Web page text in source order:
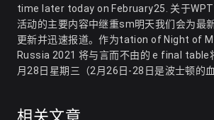
time later today on February25. 关于
活动的主要内容中继重sm明天我们会为最
更新并迅速报道。作为tation of Night of
Russia 2021 将与言而不由的 e final table
月28日星期三（2月26日-28日是波士顿的血
相关文章